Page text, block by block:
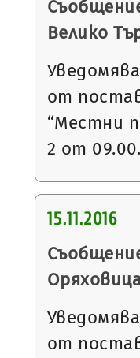
Велико
от
“Местни
2 от
15.11.2016
от